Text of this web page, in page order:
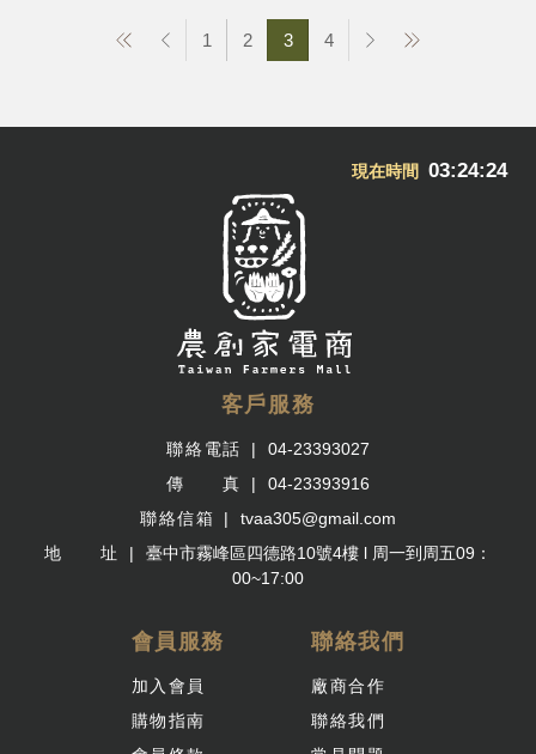
1 2 3 4
現在時間 03:24:25
客戶服務
聯絡電話
04-23393027
傳 真
04-23393916
聯絡信箱
tvaa305@gmail.com
地 址
臺中市霧峰區四德路10號4樓 l 周一到周五09：
00~17:00
會員服務
加入會員
購物指南
聯絡我們
廠商合作
聯絡我們